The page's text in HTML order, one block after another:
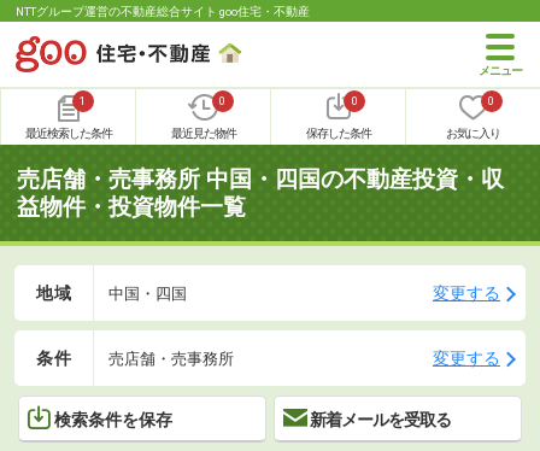
NTTグループ運営の不動産総合サイト goo住宅・不動産
1
最近検索した条件
0
最近見た物件
0
保存した条件
0
お気に入り
売店舗・売事務所 中国・四国の不動産投資・収
益物件・投資物件一覧
地域 中国・四国 変更する
条件 売店舗・売事務所 変更する
検索条件を保存 新着メールを受取る